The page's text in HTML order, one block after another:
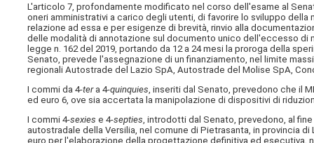
L'articolo 7, profondamente modificato nel corso dell'esame al
oneri amministrativi a carico degli utenti, di favorire lo sviluppo
relazione ad essa e per esigenze di brevità, rinvio alla
delle modalità di annotazione sul documento unico dell'eccesso
legge n. 162 del 2019, portando da 12 a 24 mesi la proroga della
Senato, prevede l'assegnazione di un finanziamento, nel limite
regionali Autostrade del Lazio SpA, Autostrade del Molise SpA,
I commi da 4-tera 4-quinquies, inseriti dal Senato, prevedono che il
ed euro 6, ove sia accertata la manipolazione di dispositivi di
I commi 4-sexies e 4-septies, introdotti dal Senato, prevedono, al
autostradale della Versilia, nel comune di Pietrasanta, in provincia
euro per l'elaborazione della progettazione definitiva ed esecutiva,